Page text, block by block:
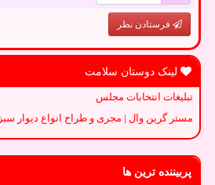
فرستادن نظر
لینک دوستان سلامت
تبلیغات انتخابات مجلس
مستر گرین وال | مجری و طراح انواع دیوار سبز
پربیننده ترین ها